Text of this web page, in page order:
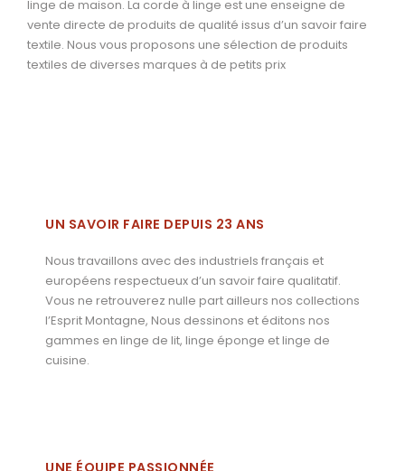
linge de maison. La corde à linge est une enseigne de
vente directe de produits de qualité issus d’un savoir faire
textile. Nous vous proposons une sélection de produits
textiles de diverses marques à de petits prix
UN SAVOIR FAIRE DEPUIS 23 ANS
Nous travaillons avec des industriels français et
européens respectueux d’un savoir faire qualitatif.
Vous ne retrouverez nulle part ailleurs nos collections
l’Esprit Montagne, Nous dessinons et éditons nos
gammes en linge de lit, linge éponge et linge de
cuisine.